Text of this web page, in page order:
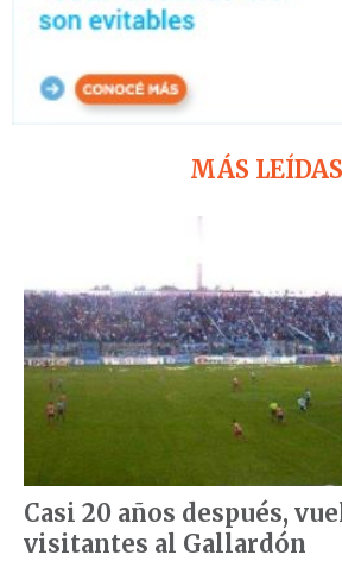
MÁS LEÍDAS
Casi 20 años después,
visitantes al Gallardón